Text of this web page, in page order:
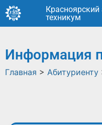
техникум
Информация
Главная > Абитуриенту